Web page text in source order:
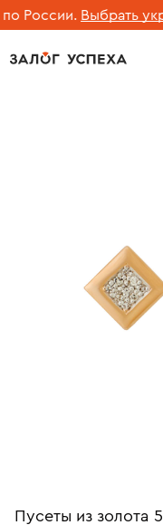
России. Выбрать
Пусеты из золота